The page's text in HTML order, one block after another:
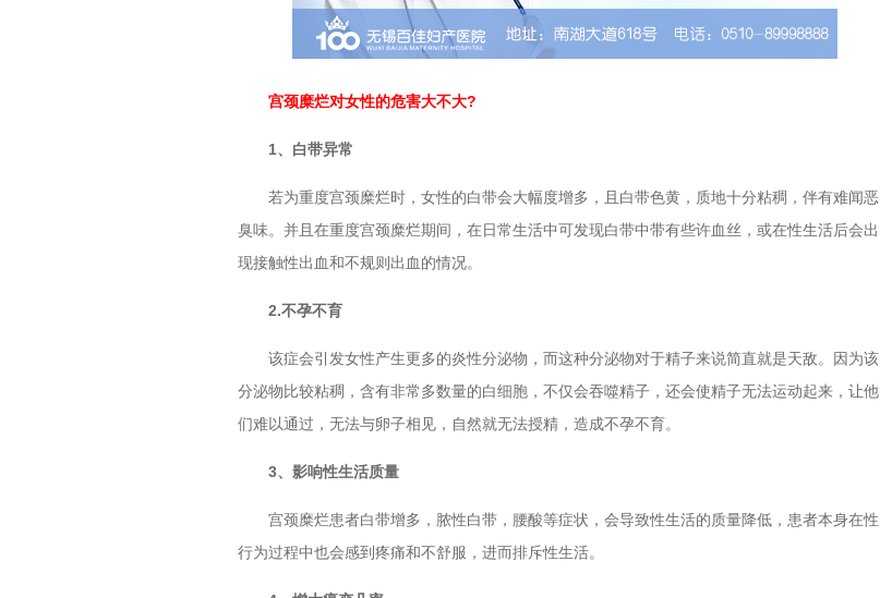
宫颈糜烂对女性的危害大不大?
1、白带异常
若为重度宫颈糜烂时，女性的白带会大幅度增多，且白带色黄，质地十分粘稠，伴有难闻恶
臭味。并且在重度宫颈糜烂期间，在日常生活中可发现白带中带有些许血丝，或在性生活后会出
现接触性出血和不规则出血的情况。
2.不孕不育
该症会引发女性产生更多的炎性分泌物，而这种分泌物对于精子来说简直就是天敌。因为该
分泌物比较粘稠，含有非常多数量的白细胞，不仅会吞噬精子，还会使精子无法运动起来，让他
们难以通过，无法与卵子相见，自然就无法授精，造成不孕不育。
3、影响性生活质量
宫颈糜烂患者白带增多，脓性白带，腰酸等症状，会导致性生活的质量降低，患者本身在性
行为过程中也会感到疼痛和不舒服，进而排斥性生活。